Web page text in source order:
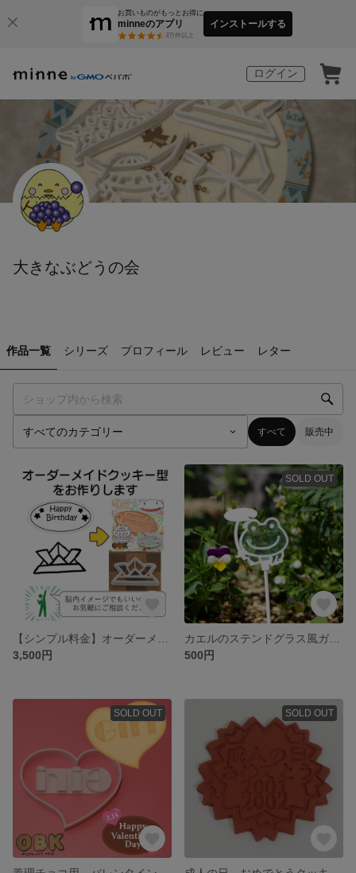
お買いものがもっとお得に
minneのアプリ
3万件以上
インストールする
ログイン
大きなぶどうの会
作品一覧 シリーズ プロフィール レビュー レター
すべて 販売中
3,500円
SOLD OUT
500円
SOLD OUT SOLD OUT